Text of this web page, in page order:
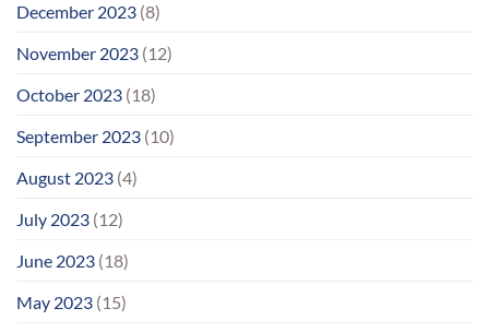
December 2023 (8)
November 2023 (12)
October 2023 (18)
September 2023 (10)
August 2023 (4)
July 2023 (12)
June 2023 (18)
May 2023 (15)